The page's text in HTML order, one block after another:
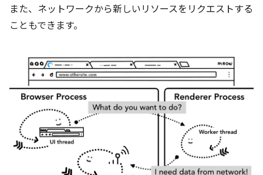
また、ネットワークから新しいリソースをリクエストする
こともできます。